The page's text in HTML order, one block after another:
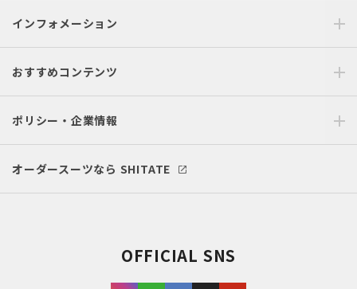
インフォメーション
おすすめコンテンツ
ポリシー・企業情報
オーダースーツなら SHITATE
OFFICIAL SNS